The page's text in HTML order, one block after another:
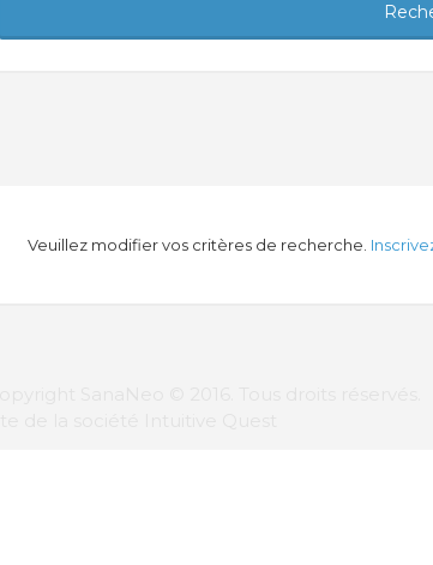
Veuillez modifier vos critères de recherche.